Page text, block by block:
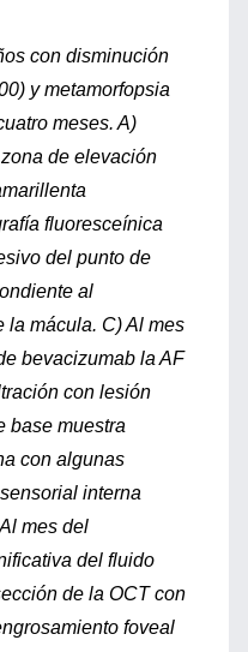
con disminución
y metamorfopsia
meses. A)
de elevación
fluoresceínica
del punto de
al
la mácula. C) Al mes
bevacizumab la AF
con lesión
base muestra
con algunas
interna
mes del
del fluido
de la OCT con
foveal